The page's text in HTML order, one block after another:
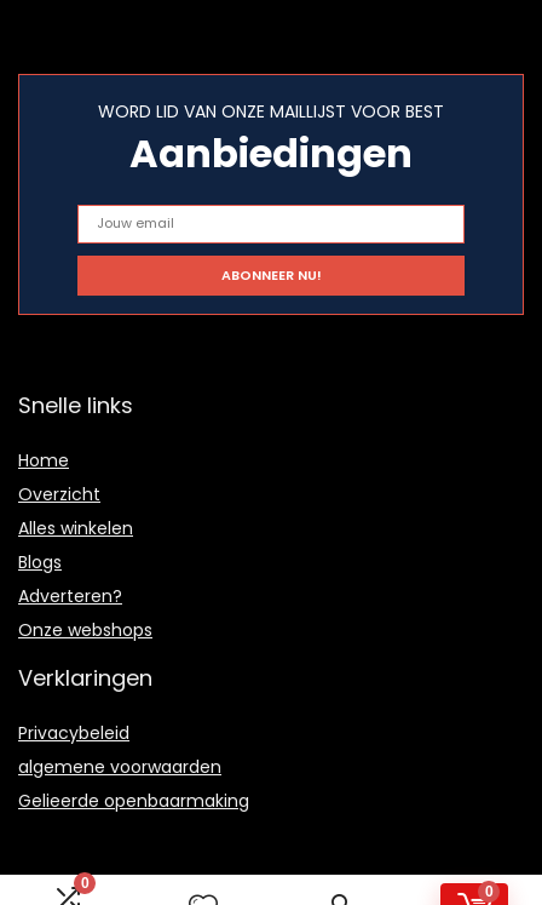
0
0
WORD LID VAN ONZE MAILLIJST VOOR BEST
Aanbiedingen
Snelle links
Home
Overzicht
Alles winkelen
Blogs
Adverteren?
Onze webshops
Verklaringen
Privacybeleid
algemene voorwaarden
Gelieerde openbaarmaking